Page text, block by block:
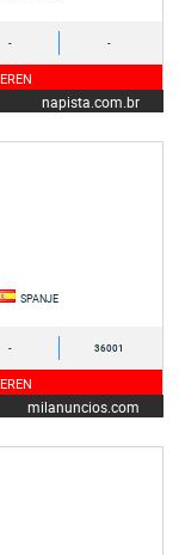
- -
napista.com.br
SPANJE
- 36001
milanuncios.com